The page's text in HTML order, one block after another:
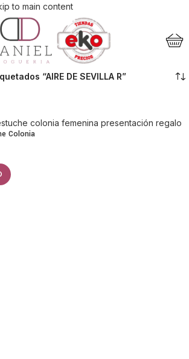
to main content
“AIRE DE SEVILLA R”
Colonia